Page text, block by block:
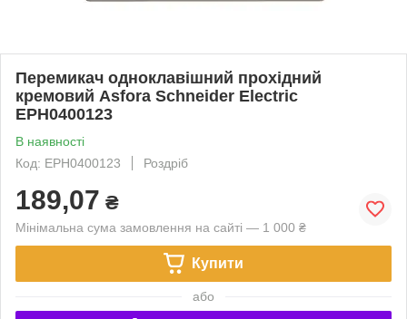
Перемикач одноклавішний прохідний
кремовий Asfora Schneider Electric
EPH0400123
В наявності
Код: EPH0400123
Роздріб
189,07 ₴
Мінімальна сума замовлення на сайті — 1 000 ₴
Купити
або